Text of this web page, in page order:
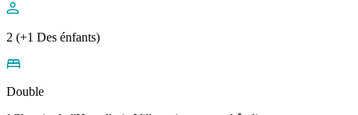
2 (+1 Des énfants)
Double